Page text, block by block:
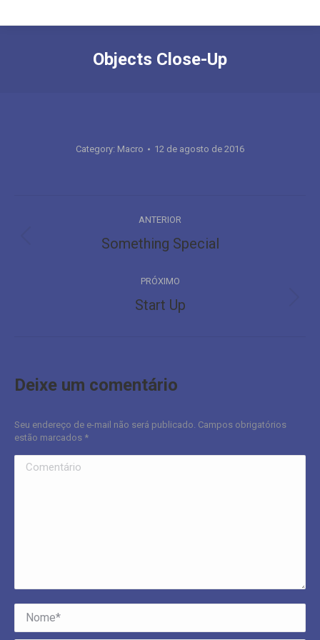
Objects Close-Up
Category: Macro 12 de agosto de 2016
NavegaçãoANTERIOR
Álbum
Something Special
PRÓXIMO
Próximo
Start Up
Deixe um comentário
Seu endereço de e-mail não será publicado. Campos obrigatórios
estão marcados *
Comentário
Nome *